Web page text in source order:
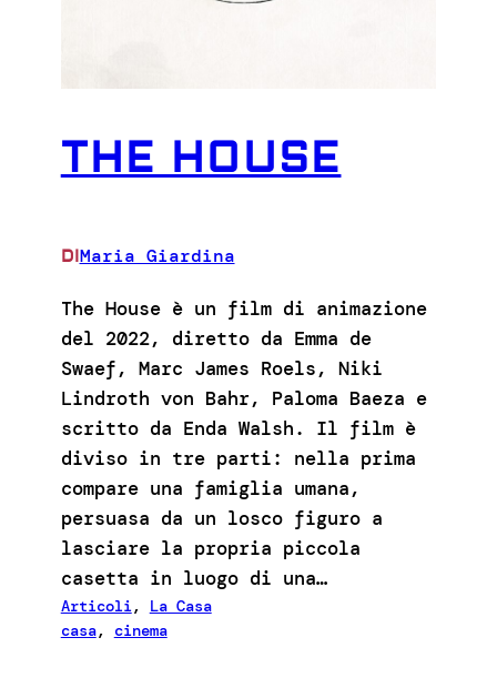
THE HOUSE
DIMaria Giardina
The House è un film di animazione
del 2022, diretto da Emma de
Swaef, Marc James Roels, Niki
Lindroth von Bahr, Paloma Baeza e
scritto da Enda Walsh. Il film è
diviso in tre parti: nella prima
compare una famiglia umana,
persuasa da un losco figuro a
lasciare la propria piccola
casetta in luogo di una…
Articoli , La Casa
casa, cinema